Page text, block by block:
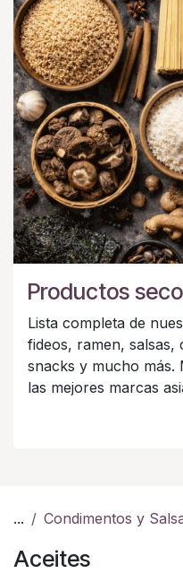
Productos
Lista completa de
fideos, ramen, salsas,
snacks y mucho más.
las mejores marcas
... Condimentos y
Aceites